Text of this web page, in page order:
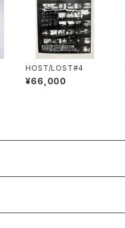
HOST/LOST#4
¥66,000